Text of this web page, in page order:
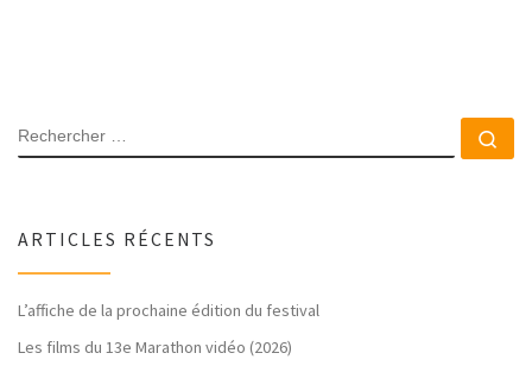
RECHERCHER
ARTICLES RÉCENTS
L’affiche de la prochaine édition du festival
Les films du 13e Marathon vidéo (2026)